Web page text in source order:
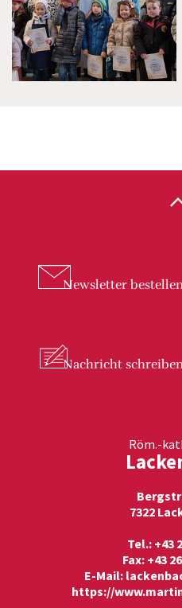
Newsletter
Nachricht
Röm.-
7322
Tel.: +43
Fax: +43
E-Mail:
https://